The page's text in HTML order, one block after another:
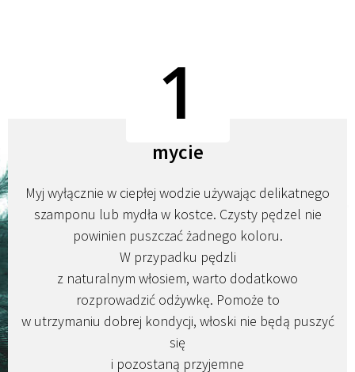
1
mycie
Myj wyłącznie w ciepłej wodzie używając delikatnego
szamponu lub mydła w kostce. Czysty pędzel nie
powinien puszczać żadnego koloru.
W przypadku pędzli
z naturalnym włosiem, warto dodatkowo
rozprowadzić odżywkę. Pomoże to
w utrzymaniu dobrej kondycji, włoski nie będą puszyć
się
i pozostaną przyjemne